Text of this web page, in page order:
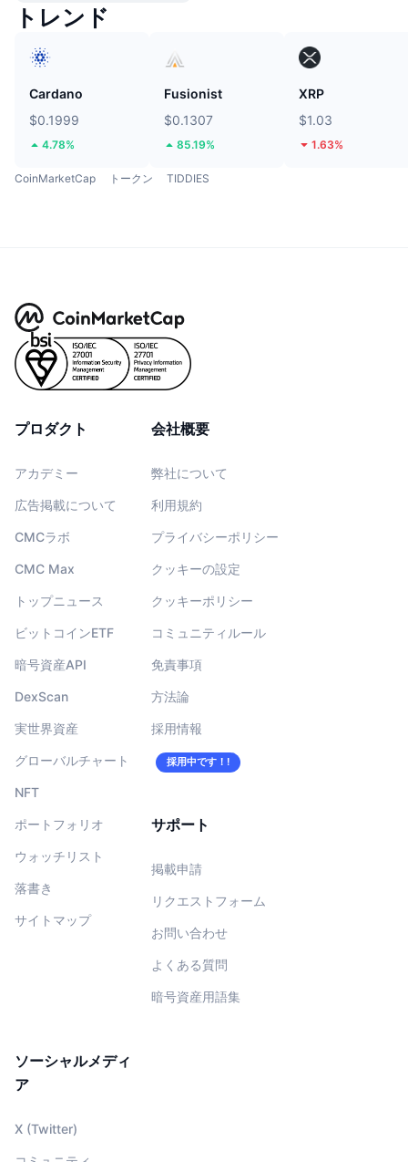
トレンド
Cardano
$0.1999
4.78%
Fusionist
$0.1307
85.19%
XRP
$1.03
1.63%
CoinMarketCap トークン TIDDIES
プロダクト
アカデミー
広告掲載について
CMCラボ
CMC Max
トップニュース
ビットコインETF
暗号資産API
DexScan
実世界資産
グローバルチャート
NFT
ポートフォリオ
ウォッチリスト
落書き
サイトマップ
会社概要
弊社について
利用規約
プライバシーポリシー
クッキーの設定
クッキーポリシー
コミュニティルール
免責事項
方法論
採用情報
採用中です！!
サポート
掲載申請
リクエストフォーム
お問い合わせ
よくある質問
暗号資産用語集
ソーシャルメディ
ア
X (Twitter)